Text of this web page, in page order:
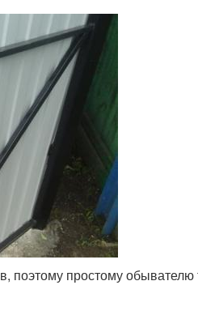
поэтому простому обывателю